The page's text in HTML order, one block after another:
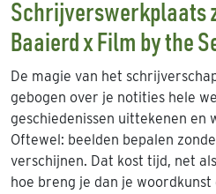
Schrijverswerkplaats
Baaierd x Film by the
De magie van het
gebogen over je notities hele
geschiedenissen uittekenen en
Oftewel: beelden bepalen
verschijnen. Dat kost tijd, net
hoe breng je dan je